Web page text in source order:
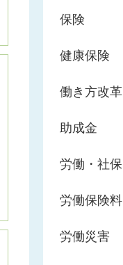
保険
健康保険
働き方改革
助成金
労働・社保
労働保険料
労働災害